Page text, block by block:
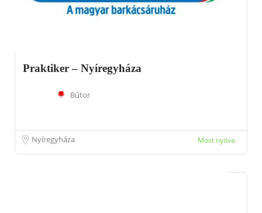
Praktiker – Nyíregyháza
Bútor
Nyíregyháza Most nyitva